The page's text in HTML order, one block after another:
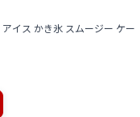
イス かき氷 スムージー ケー